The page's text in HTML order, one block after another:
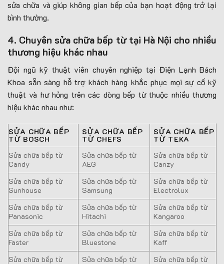
sửa chữa và giúp không gian bếp của bạn hoạt động trở lại
bình thường.
4. Chuyên sửa chữa bếp từ tại Hà Nội cho nhiều
thương hiệu khác nhau
Đội ngũ kỹ thuật viên chuyên nghiệp tại Điện Lạnh Bách
Khoa sẵn sàng hỗ trợ khách hàng khắc phục mọi sự cố kỹ
thuật và hư hỏng trên các dòng bếp từ thuộc nhiều thương
hiệu khác nhau như:
SỬA CHỮA BẾP
TỪ BOSCH
SỬA CHỮA BẾP
TỪ CHEFS
SỬA CHỮA BẾP
TỪ TEKA
Sửa chữa bếp từ
Candy
Sửa chữa bếp từ
AEG
Sửa chữa bếp từ
Canzy
Sửa chữa bếp từ
Sunhouse
Sửa chữa bếp từ
Samsung
Sửa chữa bếp từ
Electrolux
Sửa chữa bếp từ
Panasonic
Sửa chữa bếp từ
Hitachi
Sửa chữa bếp từ
Kangaroo
Sửa chữa bếp từ
Faster
Sửa chữa bếp từ
Bluestone
Sửa chữa bếp từ
Kaff
Sửa chữa bếp từ
Sửa chữa bếp từ
Sửa chữa bếp từ